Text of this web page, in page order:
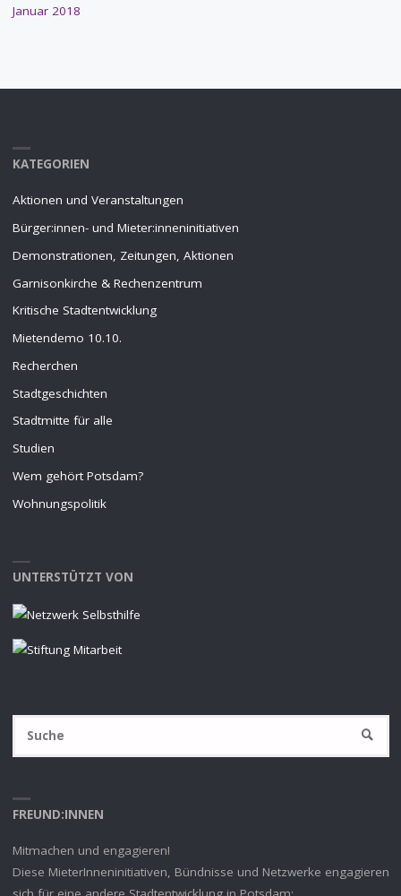
Januar 2018
KATEGORIEN
Aktionen und Veranstaltungen
Bürger:innen- und Mieter:inneninitiativen
Demonstrationen, Zeitungen, Aktionen
Garnisonkirche & Rechenzentrum
Kritische Stadtentwicklung
Mietendemo 10.10.
Recherchen
Stadtgeschichten
Stadtmitte für alle
Studien
Wem gehört Potsdam?
Wohnungspolitik
UNTERSTÜTZT VON
SUCHE
FREUND:INNEN
Mitmachen und engagieren!
Diese MieterInneninitiativen, Bündnisse und Netzwerke engagieren